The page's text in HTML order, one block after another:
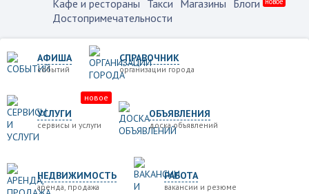
Кафе и рестораны Такси Магазины Блоги
Достопримечательности
АФИША
событий
СПРАВОЧНИК
организации города
УСЛУГИ
сервисы и услуги
новое
ОБЪЯВЛЕНИЯ
доска объявлений
НЕДВИЖИМОСТЬ
аренда, продажа
РАБОТА
вакансии и резюме